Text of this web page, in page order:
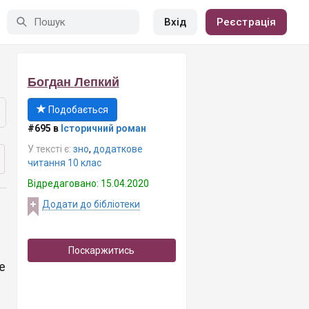
Вхід Реєстрація
Богдан Лепкий
Подобається
#695 в Історичний роман
У тексті є: зно, додаткове
читання 10 клас
Відредаговано: 15.04.2020
Додати до бібліотеки
Поскаржитись